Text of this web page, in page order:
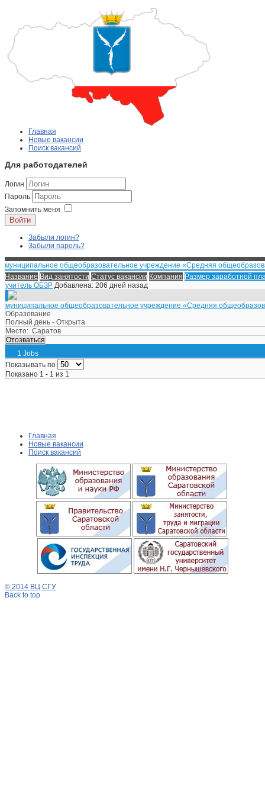
Главная
Новые вакансии
Поиск вакансий
Для работодателей
Логин
Пароль
Запомнить меня
Войти
Забыли логин?
Забыли пароль?
муниципальное общеобразовательное учреждение «Средняя
Название Вид занятости Статус вакансии Компания Размер заработной
учитель ОБЗР Добавлена: 206 дней назад
муниципальное общеобразовательное учреждение «Средняя
Образование
Полный день - Открыта
Место: Саратов
Отозваться
1 Jobs
Показывать по
Показано 1 - 1 из 1
Главная
Новые вакансии
Поиск вакансий
© 2014 ВЦ СГУ
Back to top